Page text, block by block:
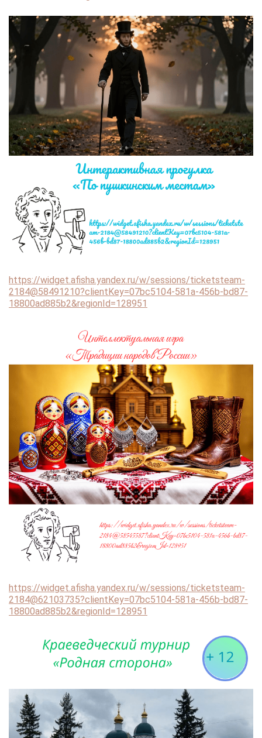
https://widget.afisha.yandex.ru/w/sessions/ticketsteam-
2184@58491210?clientKey=07bc5104-581a-456b-bd87-
18800ad885b2&regionId=128951
https://widget.afisha.yandex.ru/w/sessions/ticketsteam-
2184@62103735?clientKey=07bc5104-581a-456b-bd87-
18800ad885b2&regionId=128951